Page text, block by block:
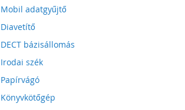
Mobil adatgyűjtő
Diavetítő
DECT bázisállomás
Irodai szék
Papírvágó
Könyvkötőgép